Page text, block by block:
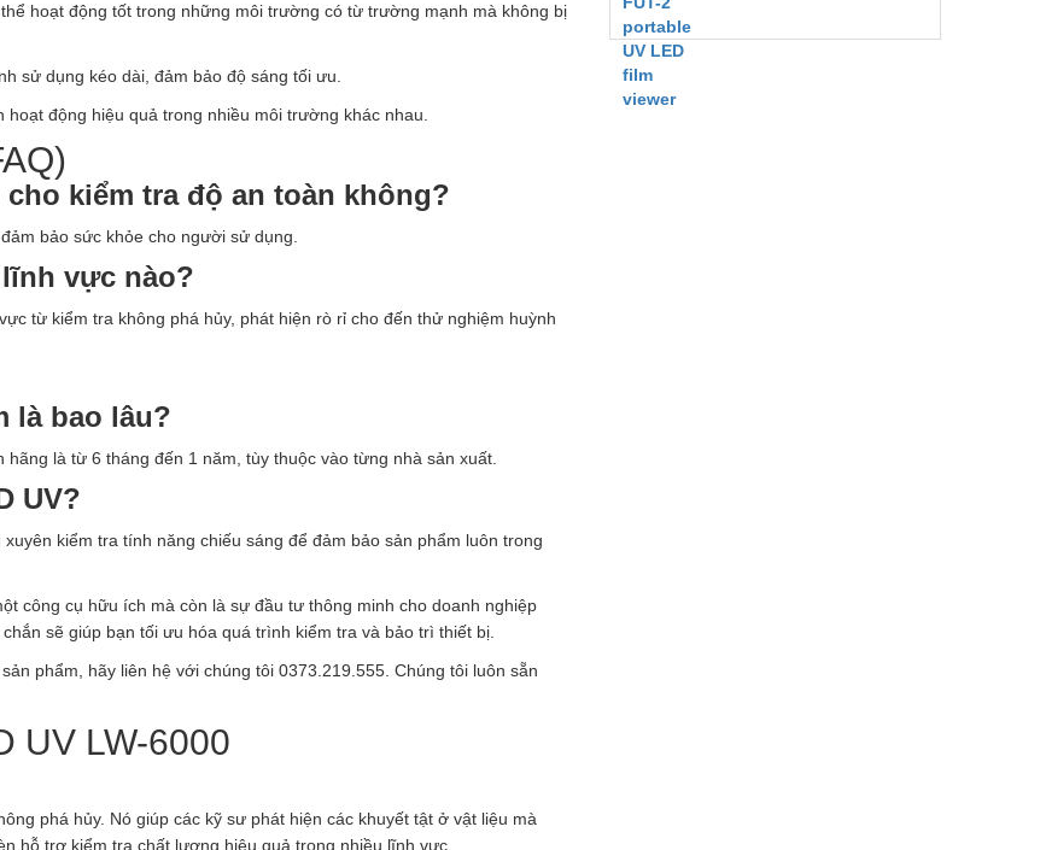
hoạt động tốt trong những môi trường có từ trường mạnh mà không bị
sử dụng kéo dài, đảm bảo độ sáng tối ưu.
động hiệu quả trong nhiều môi trường khác nhau.
kiểm tra độ an toàn không?
bảo sức khỏe cho người sử dụng.
vực nào?
từ kiểm tra không phá hủy, phát hiện rò rỉ cho đến thử nghiệm huỳnh
là bao lâu?
là từ 6 tháng đến 1 năm, tùy thuộc vào từng nhà sản xuất.
UV?
kiểm tra tính năng chiếu sáng để đảm bảo sản phẩm luôn trong
công cụ hữu ích mà còn là sự đầu tư thông minh cho doanh nghiệp
sẽ giúp bạn tối ưu hóa quá trình kiểm tra và bảo trì thiết bị.
phẩm, hãy liên hệ với chúng tôi 0373.219.555. Chúng tôi luôn sẵn
UV LW-6000
phá hủy. Nó giúp các kỹ sư phát hiện các khuyết tật ở vật liệu mà
hỗ trợ kiểm tra chất lượng hiệu quả trong nhiều lĩnh vực.